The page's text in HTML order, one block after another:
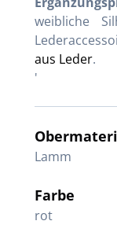
weibliche
aus Leder.
'
Lamm
Farbe
rot